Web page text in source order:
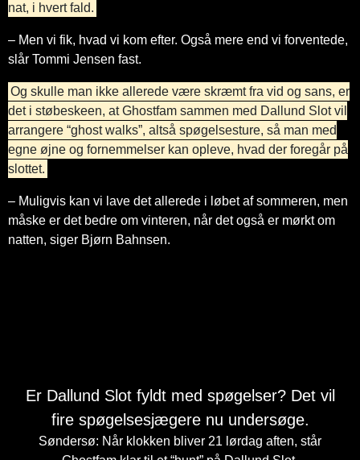
nat, i hvert fald.
– Men vi fik, hvad vi kom efter. Også mere end vi forventede,
slår Tommi Jensen fast.
Og skulle man ikke allerede være skræmt fra vid og sans, er
det i støbeskeen, at Ghostfam sammen med Dallund Slot vil
arrangere “ghost walks”, altså spøgelsesture, så man med
egne øjne og fornemmelser kan opleve, hvad der foregår på
slottet.
– Muligvis kan vi lave det allerede i løbet af sommeren, men
måske er det bedre om vinteren, når det også er mørkt om
natten, siger Bjørn Bahnsen.
Er Dallund Slot fyldt med spøgelser? Det vil
fire spøgelsesjægere nu undersøge.
Søndersø: Når klokken bliver 21 lørdag aften, står